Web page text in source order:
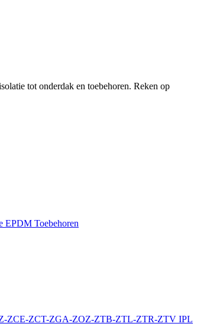
tot onderdak en toebehoren. Reken op
EPDM Toebehoren
ZCE-ZCT-ZGA-ZOZ-ZTB-ZTL-ZTR-ZTV IPL